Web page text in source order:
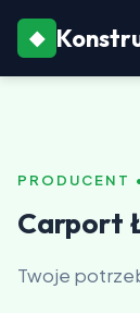
◆
PRODUCENT
Carport
Twoje